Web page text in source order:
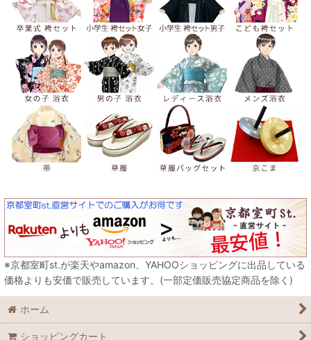
※京都室町st.が楽天やamazon、YAHOOショッピングに出品している
価格よりも安価で販売しています。(一部定価販売協定商品を除く)
ホーム
ショッピングカート